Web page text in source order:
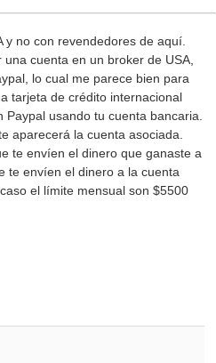
y no con revendedores de aquí.
cuenta en un broker de USA,
lo cual me parece bien para
tarjeta de crédito internacional
usando tu cuenta bancaria.
aparecerá la cuenta asociada.
te envíen el dinero que ganaste a
te envíen el dinero a la cuenta
el límite mensual son $5500